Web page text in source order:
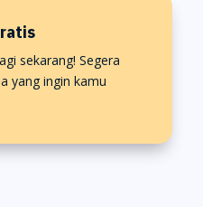
sekarang! Segera
yang ingin kamu